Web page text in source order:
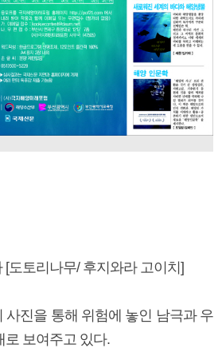
[도토리나무/ 후지와라 고이치]
사진을 통해 위험에 놓인 남극과 우
로 보여주고 있다.